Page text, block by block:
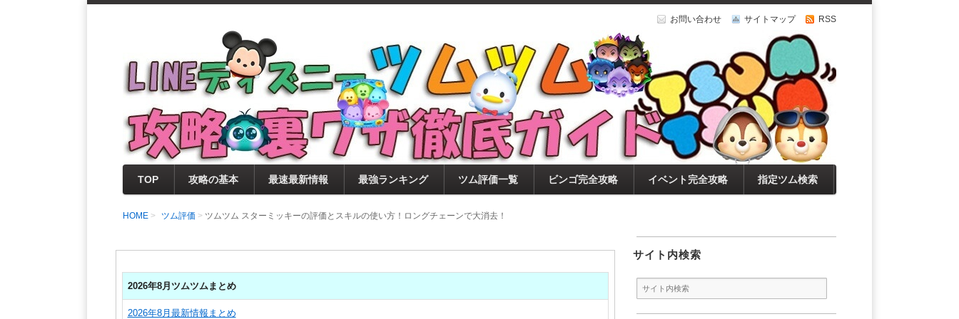
お問い合わせ サイトマップ RSS
LINEディズニー ツムツム攻略・裏ワザ徹底ガイド
支持率No1！痒いところに手が届くツムツム攻略サイト！新ツム・イベント・ピックアップ・
セレクト情報をいち早く提供するとともに、ビンゴ・キャラ評価も丁寧に解説！ツムツムを12
0％楽しめるサイトを目指しています。
TOP 攻略の基本 最速最新情報 最強ランキング ツム評価一覧 ビンゴ完全攻略 イベント完全攻略 指定ツム検索
HOME ツム評価 ツムツム スターミッキーの評価とスキルの使い方！ロングチェーンで大消去！
2026年8月ツムツムまとめ
2026年8月最新情報まとめ
サイト内検索